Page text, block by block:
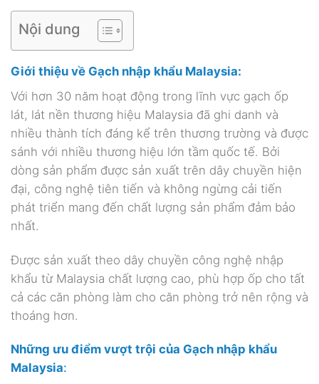
Nội dung
Giới thiệu về Gạch nhập khẩu Malaysia:
Với hơn 30 năm hoạt động trong lĩnh vực gạch ốp
lát, lát nền thương hiệu Malaysia đã ghi danh và
nhiều thành tích đáng kể trên thương trường và được
sánh với nhiều thương hiệu lớn tầm quốc tế. Bởi
dòng sản phẩm được sản xuất trên dây chuyền hiện
đại, công nghệ tiên tiến và không ngừng cải tiến
phát triển mang đến chất lượng sản phẩm đảm bảo
nhất.
Được sản xuất theo dây chuyền công nghệ nhập
khẩu từ Malaysia chất lượng cao, phù hợp ốp cho tất
cả các căn phòng làm cho căn phòng trở nên rộng và
thoáng hơn.
Những ưu điểm vượt trội của Gạch nhập khẩu
Malaysia: